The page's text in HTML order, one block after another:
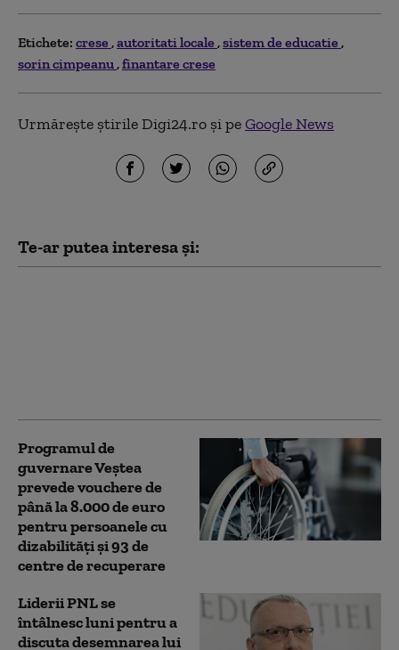
Etichete: crese autoritati locale sistem de educatie
sorin cimpeanu finantare crese
Urmărește știrile Digi24.ro și peGoogle News
Te-ar putea interesa și:
Programul de
guvernare Veștea
prevede vouchere de
până la 8.000 de euro
pentru persoanele cu
dizabilități și 93 de
centre de recuperare
Liderii PNL se
întâlnesc luni pentru a
discuta desemnarea lui